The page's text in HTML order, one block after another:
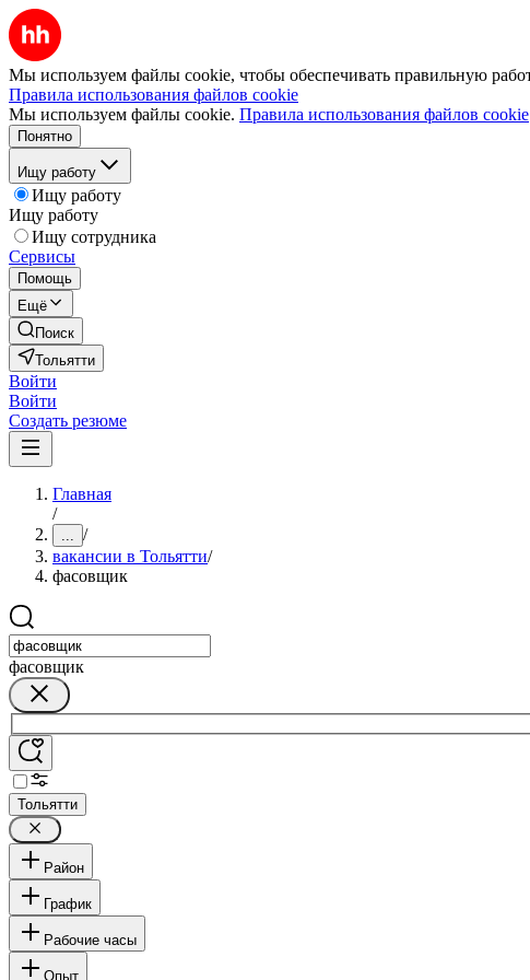
Мы используем файлы cookie, чтобы обеспечивать правильную
Правила использования файлов cookie
Мы используем файлы cookie. Правила использования файлов cookie
Понятно
Ищу работу
Ищу работу
Ищу работу
Ищу сотрудника
Сервисы
Помощь
Ещё
Поиск
Тольятти
Войти
Войти
Создать резюме
Главная
/
... /
вакансии в Тольятти/
фасовщик
фасовщик
Тольятти
Район
График
Рабочие часы
Опыт